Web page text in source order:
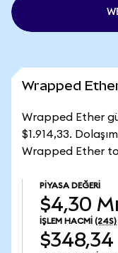
Wrapped
Wrapped Ether
$1.914,33.
Wrapped Ether
PIYASA DEĞERI
$4,30
İŞLEM HACMI (24S)
$348,34